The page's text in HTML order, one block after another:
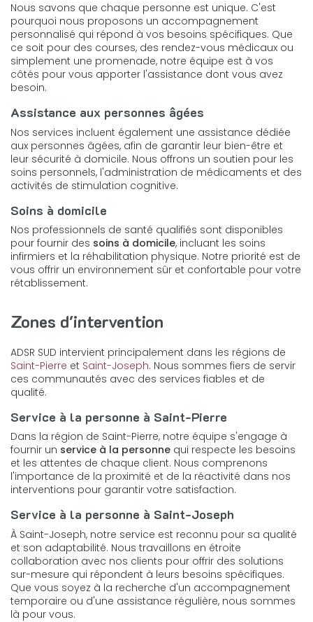
Nous savons que chaque personne est unique. C'est
pourquoi nous proposons un accompagnement
personnalisé qui répond à vos besoins spécifiques. Que
ce soit pour des courses, des rendez-vous médicaux ou
simplement une promenade, notre équipe est à vos
côtés pour vous apporter l'assistance dont vous avez
besoin.
Assistance aux personnes âgées
Nos services incluent également une assistance dédiée
aux personnes âgées, afin de garantir leur bien-être et
leur sécurité à domicile. Nous offrons un soutien pour les
soins personnels, l'administration de médicaments et des
activités de stimulation cognitive.
Soins à domicile
Nos professionnels de santé qualifiés sont disponibles
pour fournir des soins à domicile, incluant les soins
infirmiers et la réhabilitation physique. Notre priorité est de
vous offrir un environnement sûr et confortable pour votre
rétablissement.
Zones d'intervention
ADSR SUD intervient principalement dans les régions de
Saint-Pierre et Saint-Joseph. Nous sommes fiers de servir
ces communautés avec des services fiables et de
qualité.
Service à la personne à Saint-Pierre
Dans la région de Saint-Pierre, notre équipe s'engage à
fournir un service à la personne qui respecte les besoins
et les attentes de chaque client. Nous comprenons
l'importance de la proximité et de la réactivité dans nos
interventions pour garantir votre satisfaction.
Service à la personne à Saint-Joseph
À Saint-Joseph, notre service est reconnu pour sa qualité
et son adaptabilité. Nous travaillons en étroite
collaboration avec nos clients pour offrir des solutions
sur-mesure qui répondent à leurs besoins spécifiques.
Que vous soyez à la recherche d'un accompagnement
temporaire ou d'une assistance régulière, nous sommes
là pour vous.